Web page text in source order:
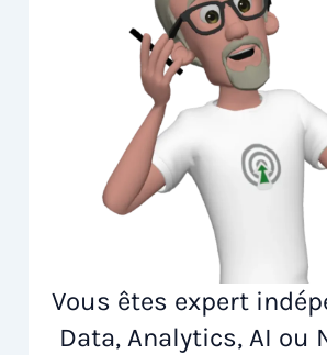
Vous êtes expert
Data, Analytics, AI ou